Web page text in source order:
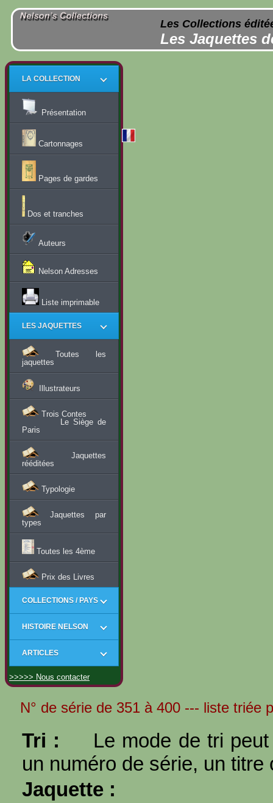
Les Collections
Les Jaquettes
LA COLLECTION
Présentation
Cartonnages
Pages de gardes
Dos et tranches
Auteurs
Nelson Adresses
Liste imprimable
LES JAQUETTES
Toutes les
jaquettes
Illustrateurs
Trois Contes
Le Siège de
Paris
Jaquettes
rééditées
Typologie
Jaquettes par
types
Toutes les 4ème
Prix des Livres
COLLECTIONS / PAYS
HISTOIRE NELSON
ARTICLES
>>>>> Nous contacter
N° de série de 351 à 400 --- liste triée
Tri :
Le mode de tri
un numéro de série, un titre
Jaquette :